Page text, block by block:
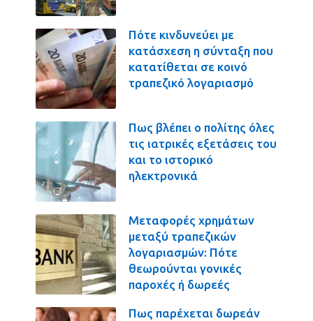
Πότε κινδυνεύει με
κατάσχεση η σύνταξη που
κατατίθεται σε κοινό
τραπεζικό λογαριασμό
Πως βλέπει ο πολίτης όλες
τις ιατρικές εξετάσεις του
και το ιστορικό
ηλεκτρονικά
Μεταφορές χρημάτων
μεταξύ τραπεζικών
λογαριασμών: Πότε
θεωρούνται γονικές
παροχές ή δωρεές
Πως παρέχεται δωρεάν